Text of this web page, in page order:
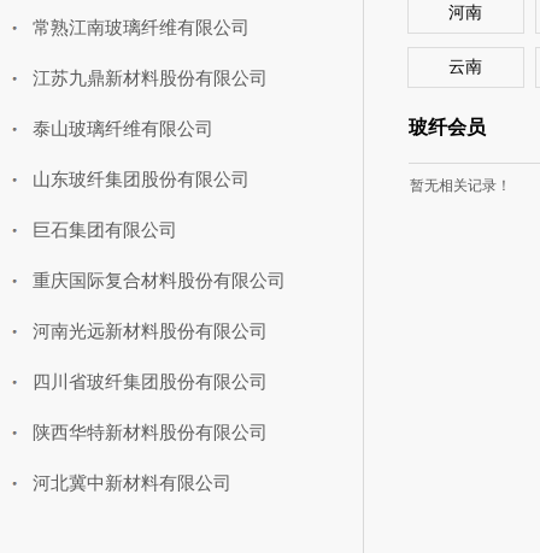
常熟江南玻璃纤维有限公司
江苏九鼎新材料股份有限公司
泰山玻璃纤维有限公司
山东玻纤集团股份有限公司
巨石集团有限公司
重庆国际复合材料股份有限公司
河南光远新材料股份有限公司
四川省玻纤集团股份有限公司
陕西华特新材料股份有限公司
河北冀中新材料有限公司
河南
云南
玻纤会员
暂无相关记录！